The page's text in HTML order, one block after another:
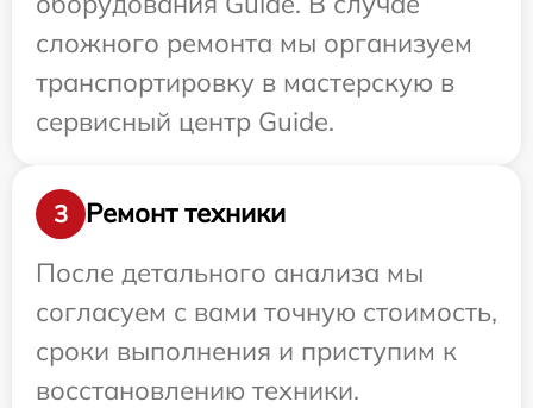
сложного ремонта мы организуем
транспортировку в мастерскую в
сервисный центр Guide.
3
Ремонт техники
После детального анализа мы
согласуем с вами точную стоимость,
сроки выполнения и приступим к
восстановлению техники.